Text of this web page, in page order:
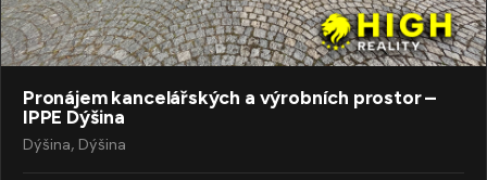
Pronájem kancelářských a výrobních prostor –
IPPE Dýšina
Dýšina, Dýšina